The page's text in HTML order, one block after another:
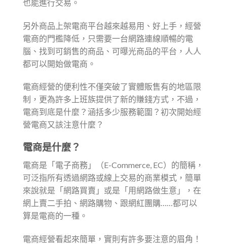
也能進行交易。
另外商品上架電商平台越來越易用、好上手，經營
電商的門檻降低，只需要一台網路連線順暢的電
腦、找到可銷售的商品、可曝光商品的平台，人人
都可以開始做電商。
電商經營的便利性不僅突破了實體販售有的地區限
制，更為許多上班族提供了新的賺錢方式，不過，
電商到底是什麼？涵括多少服務範圍？初次開始經
營電商又該注意什麼？
電商是什麼？
電商是「電子商務」（E-Commerce, EC）的簡稱，
可泛指所有透過網路或線上交易的商業模式，簡單
來說就是「網路買賣」或是「用網路做生意」，在
網上賣二手拍、網路購物、跟網紅團購……都可以
算是電商的一種。
電商經營看起來簡單，實則有許多要注意的眉角！